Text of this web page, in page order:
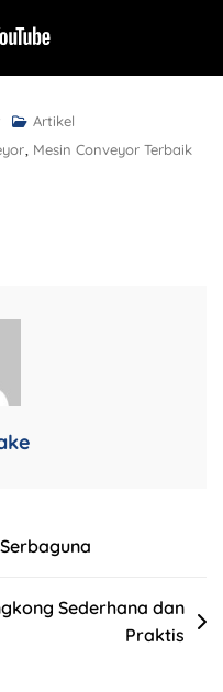
Artikel
Mesin Conveyor Terbaik
Sederhana dan
Praktis